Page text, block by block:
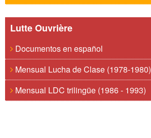
Lutte Ouvrière
Documentos en español
Mensual Lucha de Clase (1978-1980)
Mensual LDC trilingüe (1986 - 1993)